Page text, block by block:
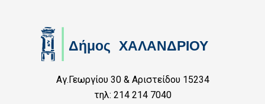
Αγ.Γεωργίου 30 & Αριστείδου 15234
τηλ: 214 214 7040